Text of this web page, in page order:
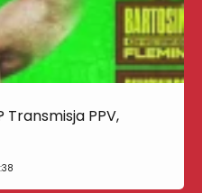
Transmisja PPV,